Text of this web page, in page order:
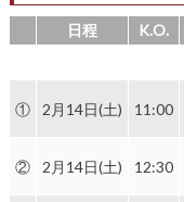
日程
K.O.
① 2月14日(土) 11:00
② 2月14日(土) 12:30